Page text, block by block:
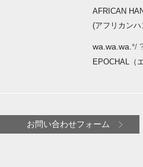
AFRICAN
(アフリカンハ
wa.wa.wa. */
EPOCHAL（
お問い合わせフォーム